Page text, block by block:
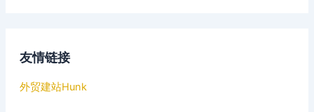
友情链接
外贸建站Hunk